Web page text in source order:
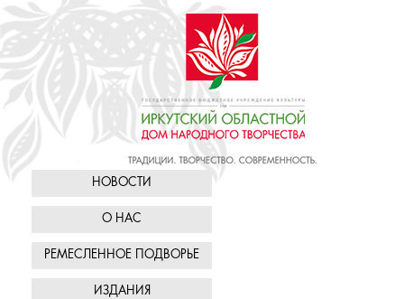
НОВОСТИ
О НАС
РЕМЕСЛЕННОЕ ПОДВОРЬЕ
ИЗДАНИЯ